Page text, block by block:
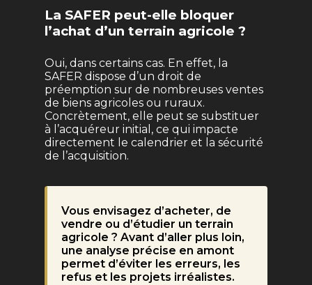
La SAFER peut-elle bloquer
l’achat d’un terrain agricole ?
Oui, dans certains cas. En effet, la
SAFER dispose d’un droit de
préemption sur de nombreuses ventes
de biens agricoles ou ruraux.
Concrètement, elle peut se substituer
à l’acquéreur initial, ce qui impacte
directement le calendrier et la sécurité
de l’acquisition.
Vous envisagez d’acheter, de
vendre ou d’étudier un terrain
agricole ? Avant d’aller plus loin,
une analyse précise en amont
permet d’éviter les erreurs, les
refus et les projets irréalistes.